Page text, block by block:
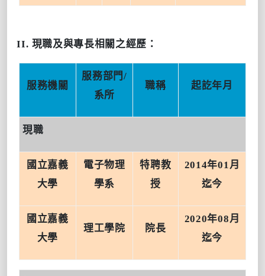
II. 現職及與專長相關之經歷：
服務機關
服務部門 /
系所
職稱 起訖年月
現職
國立嘉義
大學
電子物理
學系
特聘教
授
2014年01 月
迄今
國立嘉義
大學
理工學院 院長
2020年08月
迄今